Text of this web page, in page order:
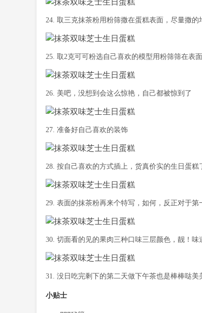
24. 取三克抹茶粉用粉筛撒在蛋糕表面，尽量撒的
25. 取2克可可粉选自己喜欢的模型用粉筛筛在表
26. 美吧，没想到会这么惊艳，自己都被惊到了
27. 准备好自己喜欢的装饰
28. 按自己喜欢的方式插上，货真价实的生日蛋
29. 表面的抹茶粉再来个特写，如何，反正对于
30. 切面看的见的果肉三种口味三层颜色，靓！
31. 没日吃完剩下的第二天做下午茶也是棒棒哒
小贴士